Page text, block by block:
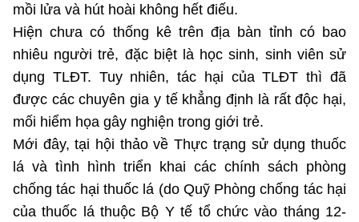
Chịu trách nhiệm nội dung: Nguyễn Thị Hải Hằng
Giám đốc Trung tâm Truyền thông Khoa học và Công nghệ.
Liên hệ
Địa chỉ: Ban Biên tập Cổng TTĐT - 18 Nguyễn Du, TP. Hà Nội
Điện thoại: 024 3936 9506
Email: stc@mst.gov.vn
©2026 Bản quyền thuộc Bộ Khoa Học và Công Nghệ
(Ghi rõ nguồn "https://mst.gov.vn" khi phát hành lại thông tin từ
website này)
mồi lửa và hút hoài không hết điếu.
Hiện chưa có thống kê trên địa bàn tỉnh có bao
nhiêu người trẻ, đặc biệt là học sinh, sinh viên sử
dụng TLĐT. Tuy nhiên, tác hại của TLĐT thì đã
được các chuyên gia y tế khẳng định là rất độc hại,
mối hiểm họa gây nghiện trong giới trẻ.
Mới đây, tại hội thảo về Thực trạng sử dụng thuốc
lá và tình hình triển khai các chính sách phòng
chống tác hại thuốc lá (do Quỹ Phòng chống tác hại
của thuốc lá thuộc Bộ Y tế tổ chức vào tháng 12-